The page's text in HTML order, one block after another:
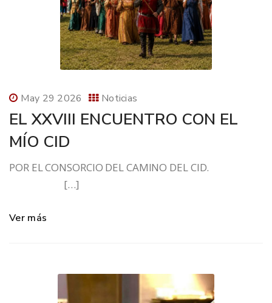
May 29 2026 Noticias
EL XXVIII ENCUENTRO CON EL
MÍO CID
POR EL CONSORCIO DEL CAMINO DEL CID.
[…]
Ver más